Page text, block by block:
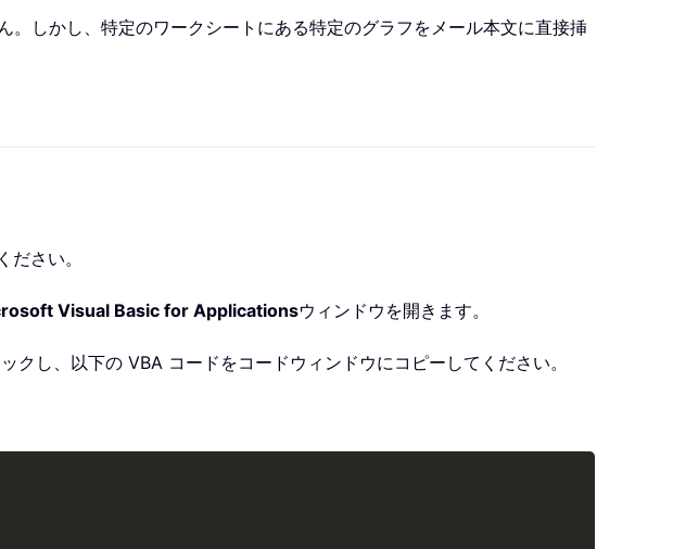
しかし、特定のワークシートにある特定のグラフをメール本文に直接挿
さい。
Visual Basic for Applicationsウィンドウを開きます。
クし、以下の VBA コードをコードウィンドウにコピーしてください。